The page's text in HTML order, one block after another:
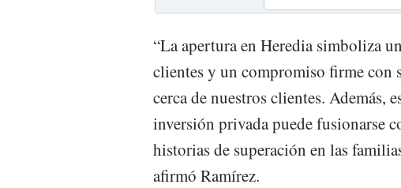
“La apertura en Heredia simboliza
clientes y un compromiso firme con
cerca de nuestros clientes. Además,
inversión privada puede fusionarse
historias de superación en las
afirmó Ramírez.